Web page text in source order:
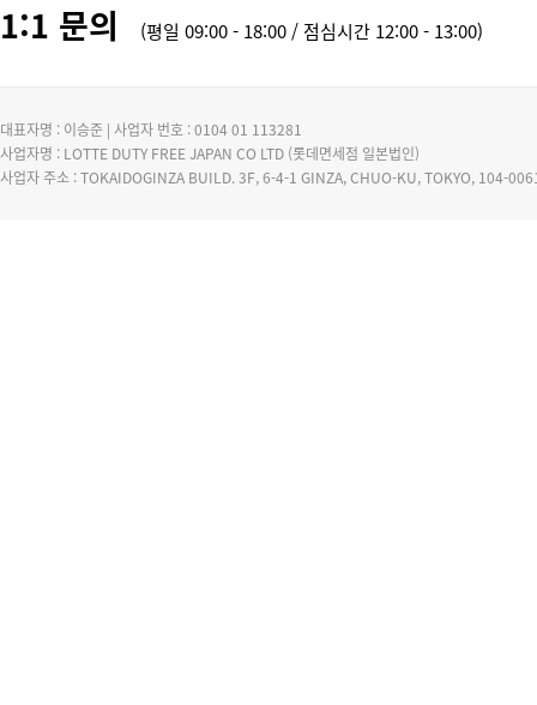
1:1 문의 (평일 09:00 - 18:00 / 점심시간 12:00 - 13:00)
대표자명 : 이승준 | 사업자 번호 : 0104 01 113281
사업자명 : LOTTE DUTY FREE JAPAN CO LTD (롯데면세점 일본법인)
사업자 주소 : TOKAIDOGINZA BUILD. 3F, 6-4-1 GINZA, CHUO-KU, TOKYO, 104-